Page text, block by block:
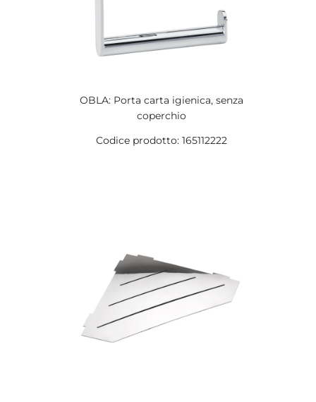
OBLA: Porta carta igienica, senza
coperchio
Codice prodotto: 165112222